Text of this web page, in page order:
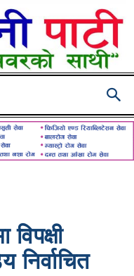
विपक्षी
निर्वाचित